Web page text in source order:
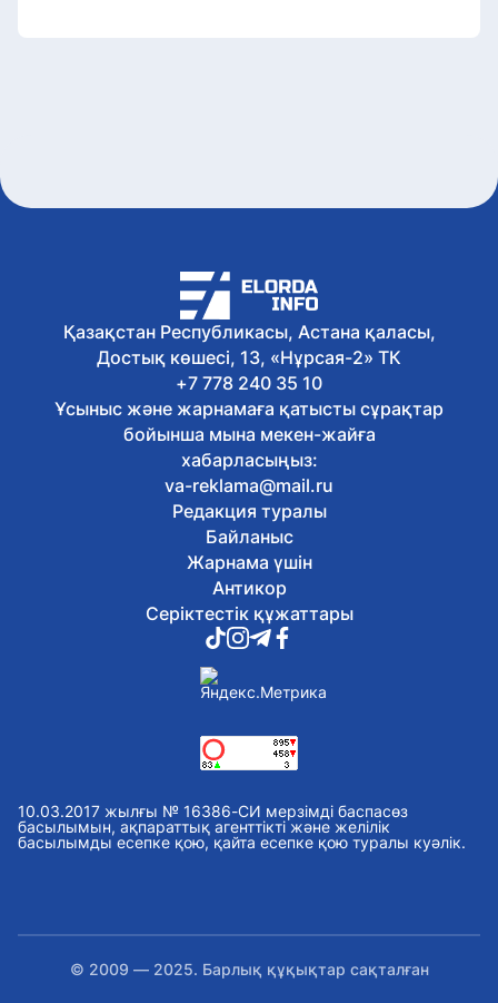
Қазақстан Республикасы, Астана қаласы,
Достық көшесі, 13, «Нұрсая-2» ТК
+7 778 240 35 10
Ұсыныс және жарнамаға қатысты сұрақтар
бойынша мына мекен-жайға
хабарласыңыз:
va-reklama@mail.ru
Редакция туралы
Байланыс
Жарнама үшін
Антикор
Серіктестік құжаттары
10.03.2017 жылғы № 16386-СИ мерзімді баспасөз
басылымын, ақпараттық агенттікті және желілік
басылымды есепке қою, қайта есепке қою туралы куәлік.
© 2009 — 2025. Барлық құқықтар сақталған